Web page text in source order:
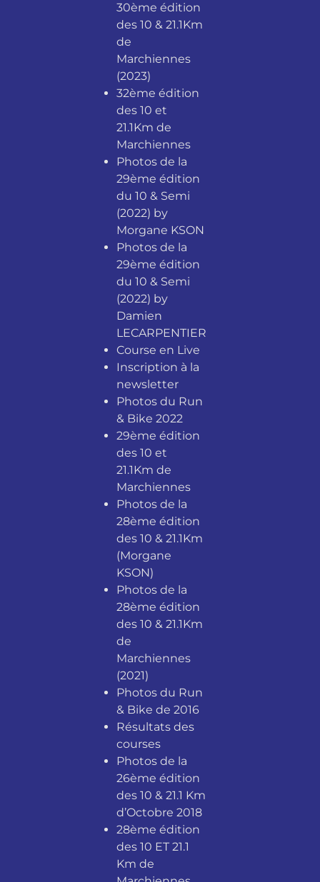
30ème édition
des 10 & 21.1Km
de
Marchiennes
(2023)
32ème édition
des 10 et
21.1Km de
Marchiennes
Photos de la
29ème édition
du 10 & Semi
(2022) by
Morgane KSON
Photos de la
29ème édition
du 10 & Semi
(2022) by
Damien
LECARPENTIER
Course en Live
Inscription à la
newsletter
Photos du Run
& Bike 2022
29ème édition
des 10 et
21.1Km de
Marchiennes
Photos de la
28ème édition
des 10 & 21.1Km
(Morgane
KSON)
Photos de la
28ème édition
des 10 & 21.1Km
de
Marchiennes
(2021)
Photos du Run
& Bike de 2016
Résultats des
courses
Photos de la
26ème édition
des 10 & 21.1 Km
d’Octobre 2018
28ème édition
des 10 ET 21.1
Km de